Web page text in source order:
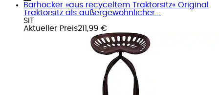
Barhocker »aus recyceltem Traktorsitz« Original
Traktorsitz als außergewöhnlicher...
SIT
Aktueller Preis211,99 €